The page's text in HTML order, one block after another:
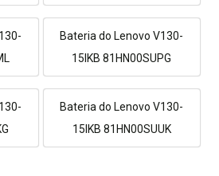
Bateria do Lenovo V130-
15IKB 81HN00SUPG
Bateria do Lenovo V130-
15IKB 81HN00SUUK